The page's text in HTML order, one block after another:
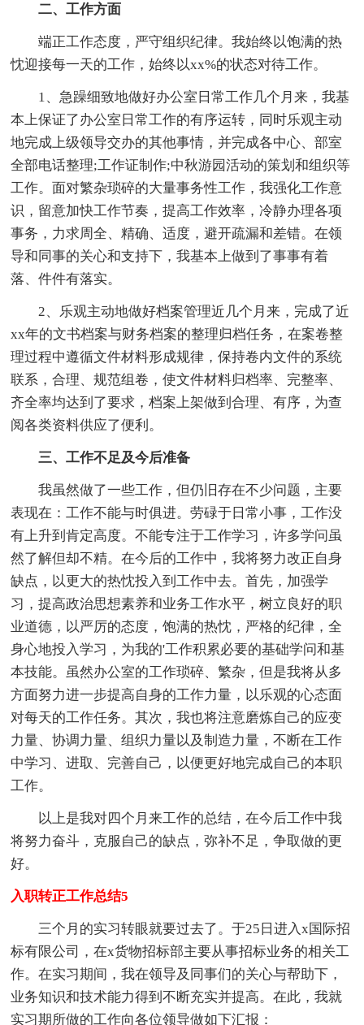
二、工作方面
端正工作态度，严守组织纪律。我始终以饱满的热
忱迎接每一天的工作，始终以xx%的状态对待工作。
1、急躁细致地做好办公室日常工作几个月来，我基
本上保证了办公室日常工作的有序运转，同时乐观主动
地完成上级领导交办的其他事情，并完成各中心、部室
全部电话整理;工作证制作;中秋游园活动的策划和组织等
工作。面对繁杂琐碎的大量事务性工作，我强化工作意
识，留意加快工作节奏，提高工作效率，冷静办理各项
事务，力求周全、精确、适度，避开疏漏和差错。在领
导和同事的关心和支持下，我基本上做到了事事有着
落、件件有落实。
2、乐观主动地做好档案管理近几个月来，完成了近
xx年的文书档案与财务档案的整理归档任务，在案卷整
理过程中遵循文件材料形成规律，保持卷内文件的系统
联系，合理、规范组卷，使文件材料归档率、完整率、
齐全率均达到了要求，档案上架做到合理、有序，为查
阅各类资料供应了便利。
三、工作不足及今后准备
我虽然做了一些工作，但仍旧存在不少问题，主要
表现在：工作不能与时俱进。劳碌于日常小事，工作没
有上升到肯定高度。不能专注于工作学习，许多学问虽
然了解但却不精。在今后的工作中，我将努力改正自身
缺点，以更大的热忱投入到工作中去。首先，加强学
习，提高政治思想素养和业务工作水平，树立良好的职
业道德，以严厉的态度，饱满的热忱，严格的纪律，全
身心地投入学习，为我的'工作积累必要的基础学问和基
本技能。虽然办公室的工作琐碎、繁杂，但是我将从多
方面努力进一步提高自身的工作力量，以乐观的心态面
对每天的工作任务。其次，我也将注意磨炼自己的应变
力量、协调力量、组织力量以及制造力量，不断在工作
中学习、进取、完善自己，以便更好地完成自己的本职
工作。
以上是我对四个月来工作的总结，在今后工作中我
将努力奋斗，克服自己的缺点，弥补不足，争取做的更
好。
入职转正工作总结5
三个月的实习转眼就要过去了。于25日进入x国际招
标有限公司，在x货物招标部主要从事招标业务的相关工
作。在实习期间，我在领导及同事们的关心与帮助下，
业务知识和技术能力得到不断充实并提高。在此，我就
实习期所做的工作向各位领导做如下汇报：